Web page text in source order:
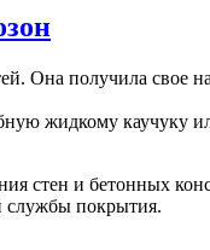
Она получила свое
жидкому каучуку
стен и бетонных
службы покрытия.